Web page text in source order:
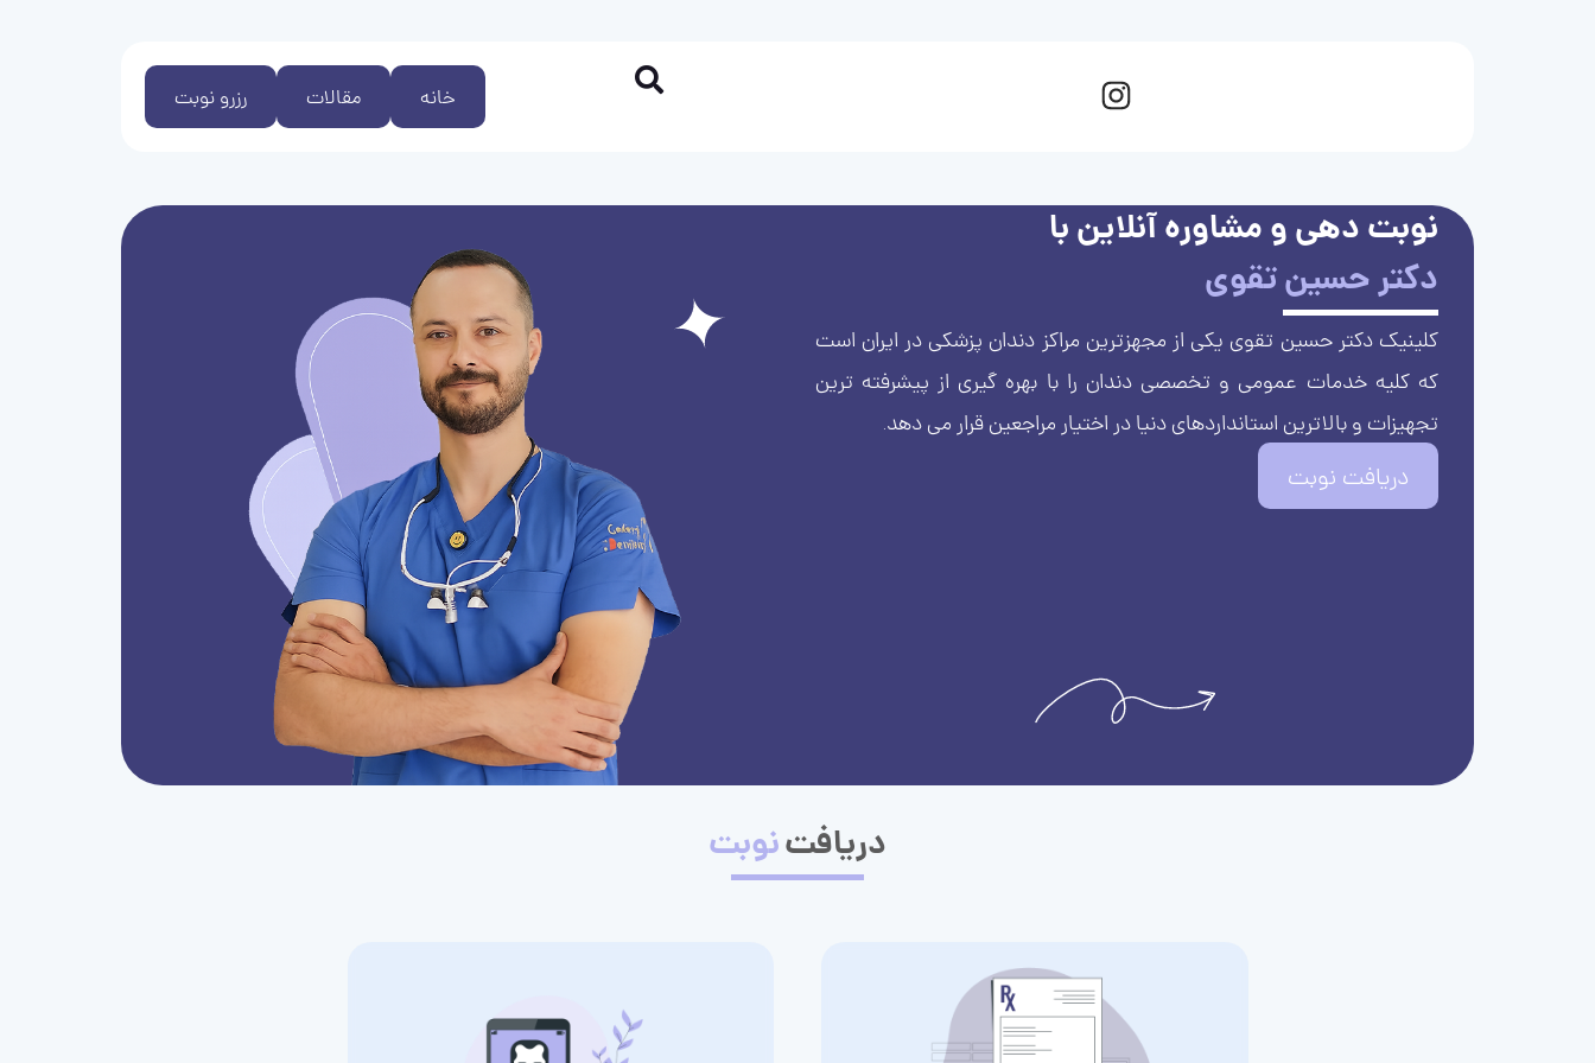
رزرو نوبت مقالات خانه
نوبت دهی و مشاوره آنلاین با
دکتر حسین تقوی
کلینیک دکتر حسین تقوی یکی از مجهزترین مراکز دندان پزشکی در ایران است
که کلیه خدمات عمومی و تخصصی دندان را با بهره گیری از پیشرفته ترین
تجهیزات و بالاترین استانداردهای دنیا در اختیار مراجعین قرار می دهد.
دریافت نوبت
دریافتنوبت